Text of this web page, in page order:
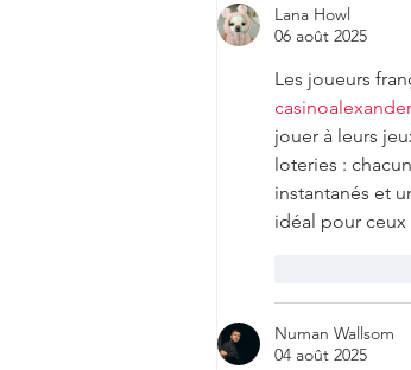
Lana Howl
06 août 2025
Les joueurs
casinoalexander
jouer à leurs
loteries :
instantanés et
idéal pour
Numan Wallsom
04 août 2025